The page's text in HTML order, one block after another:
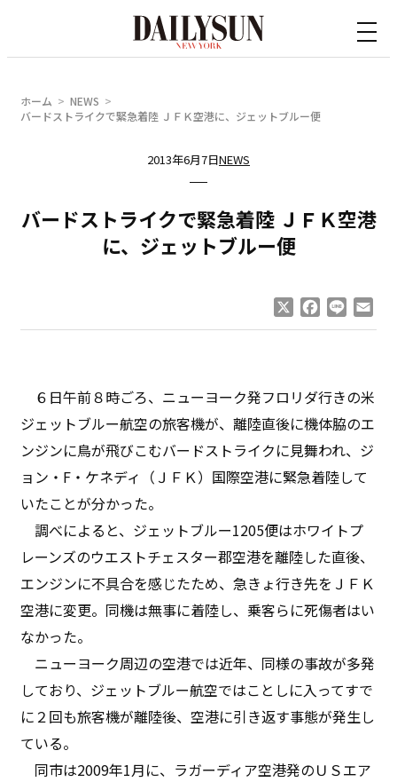
ホーム
NEWS
バードストライクで緊急着陸 ＪＦＫ空港に、ジェットブルー便
2013年6月7日NEWS
バードストライクで緊急着陸 ＪＦＫ空港
に、ジェットブルー便
Facebook
Line
６日午前８時ごろ、ニューヨーク発フロリダ行きの米
ジェットブルー航空の旅客機が、離陸直後に機体脇のエ
ンジンに鳥が飛びこむバードストライクに見舞われ、ジ
ョン・F・ケネディ（ＪＦＫ）国際空港に緊急着陸して
いたことが分かった。
調べによると、ジェットブルー1205便はホワイトプ
レーンズのウエストチェスター郡空港を離陸した直後、
エンジンに不具合を感じたため、急きょ行き先をＪＦＫ
空港に変更。同機は無事に着陸し、乗客らに死傷者はい
なかった。
ニューヨーク周辺の空港では近年、同様の事故が多発
しており、ジェットブルー航空ではことしに入ってすで
に２回も旅客機が離陸後、空港に引き返す事態が発生し
ている。
同市は2009年1月に、ラガーディア空港発のＵＳエア